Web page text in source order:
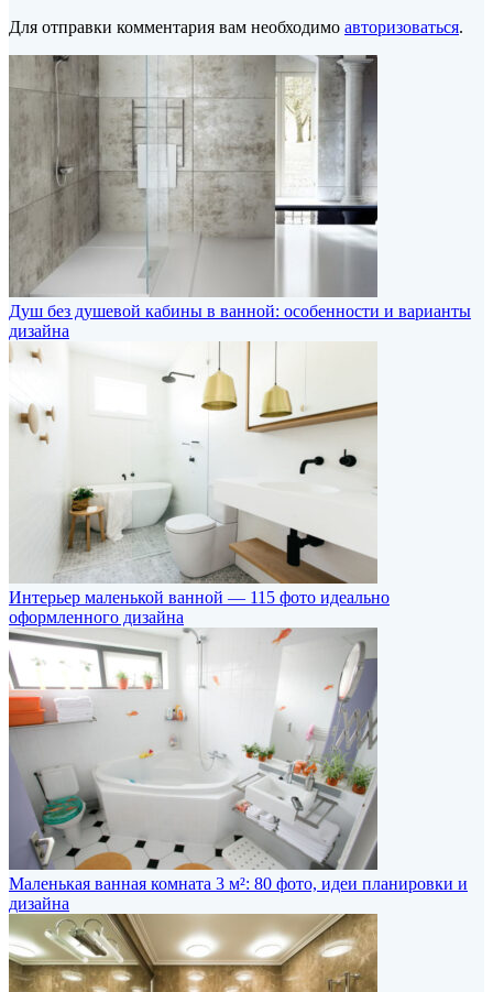
Для отправки комментария вам необходимо авторизоваться.
Душ без душевой кабины в ванной: особенности и варианты
дизайна
Интерьер маленькой ванной — 115 фото идеально
оформленного дизайна
Маленькая ванная комната 3 м²: 80 фото, идеи планировки и
дизайна